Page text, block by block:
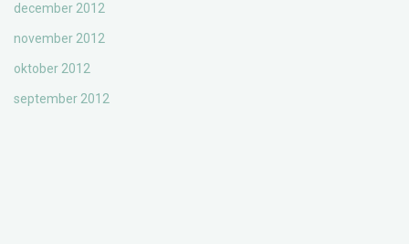
december 2012
november 2012
oktober 2012
september 2012